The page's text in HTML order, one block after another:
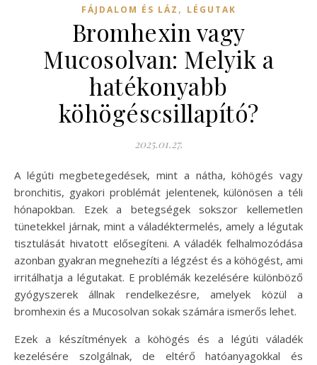
FÁJDALOM ÉS LÁZ , LÉGUTAK
Bromhexin vagy
Mucosolvan: Melyik a
hatékonyabb
köhögéscsillapító?
2025.01.27.
A légúti megbetegedések, mint a nátha, köhögés vagy
bronchitis, gyakori problémát jelentenek, különösen a téli
hónapokban. Ezek a betegségek sokszor kellemetlen
tünetekkel járnak, mint a váladéktermelés, amely a légutak
tisztulását hivatott elősegíteni. A váladék felhalmozódása
azonban gyakran megnehezíti a légzést és a köhögést, ami
irritálhatja a légutakat. E problémák kezelésére különböző
gyógyszerek állnak rendelkezésre, amelyek közül a
bromhexin és a Mucosolvan sokak számára ismerős lehet.
Ezek a készítmények a köhögés és a légúti váladék
kezelésére szolgálnak, de eltérő hatóanyagokkal és